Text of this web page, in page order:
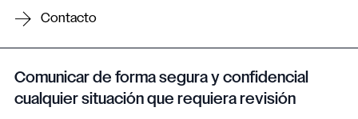
Contacto
Comunicar de forma segura y confidencial
cualquier situación que requiera revisión